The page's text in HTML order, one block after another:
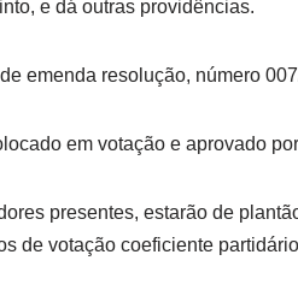
e dá outras providências.
emenda resolução, número
em votação e aprovado
presentes, estarão de
de votação coeficiente